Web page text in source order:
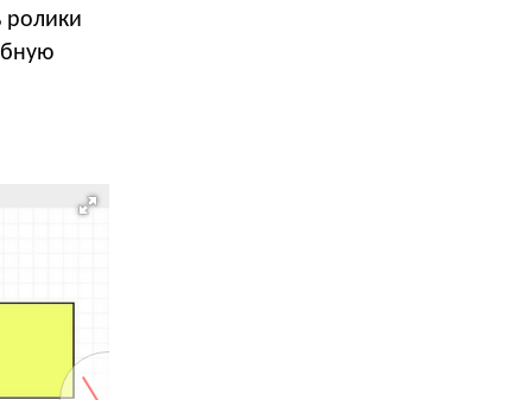
ролики